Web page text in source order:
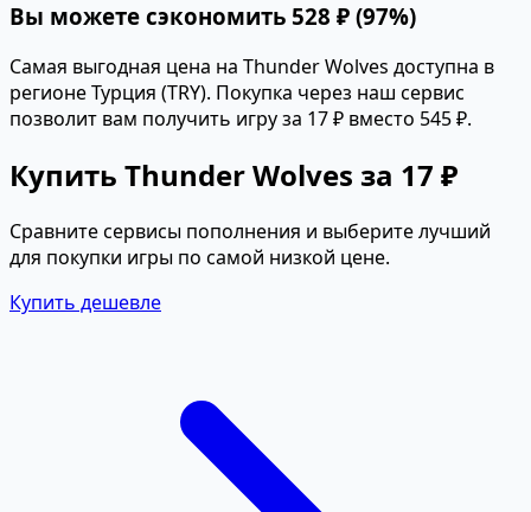
Вы можете сэкономить 528 ₽ (97%)
Самая выгодная цена на Thunder Wolves доступна в
регионе Турция (TRY). Покупка через наш сервис
позволит вам получить игру за 17 ₽ вместо 545 ₽.
Купить Thunder Wolves за 17 ₽
Сравните сервисы пополнения и выберите лучший
для покупки игры по самой низкой цене.
Купить дешевле